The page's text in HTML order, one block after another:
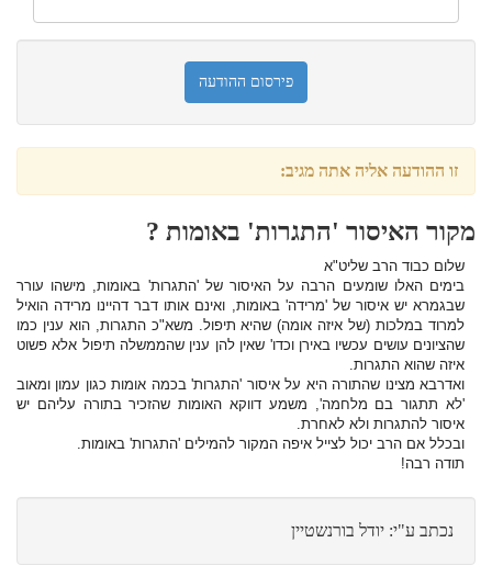
זו ההודעה אליה אתה מגיב:
מקור האיסור 'התגרות' באומות ?
שלום כבוד הרב שליט"א
בימים האלו שומעים הרבה על האיסור של 'התגרות' באומות, מישהו עורר
שבגמרא יש איסור של 'מרידה' באומות, ואינם אותו דבר דהיינו מרידה הואיל
למרוד במלכות (של איזה אומה) שהיא תיפול. משא"כ התגרות, הוא ענין כמו
שהציונים עושים עכשיו באירן וכדו' שאין להן ענין שהממשלה תיפול אלא פשוט
איזה שהוא התגרות.
ואדרבא מצינו שהתורה היא על איסור 'התגרות' בכמה אומות כגון עמון ומאוב
'לא תתגור בם מלחמה', משמע דווקא האומות שהזכיר בתורה עליהם יש
איסור להתגרות ולא לאחרת.
ובכלל אם הרב יכול לצייל איפה המקור להמילים 'התגרות' באומות.
תודה רבה!
נכתב ע"י: יודל בורנשטיין